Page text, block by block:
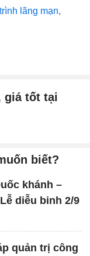
lãng mạn,
giá tốt tại
biết?
khánh –
diễu binh 2/9
quản trị công